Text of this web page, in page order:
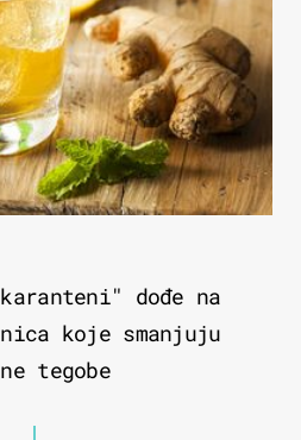
dođe na
koje smanjuju
tegobe